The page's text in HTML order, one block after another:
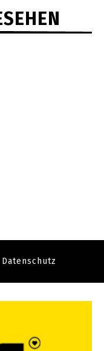
Datenschutz